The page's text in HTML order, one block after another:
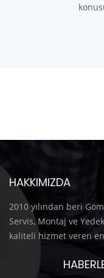
HAKKIMIZDA
2010 yılından beri
Servis, Montaj ve
kaliteli hizmet veren